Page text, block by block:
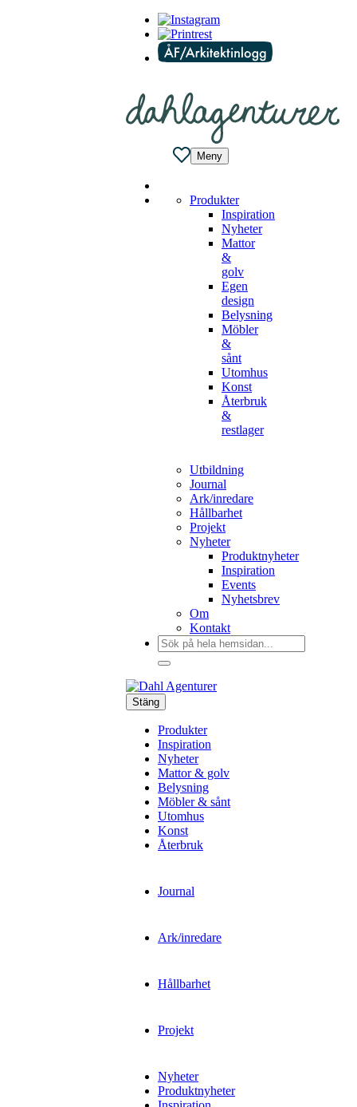
Meny
Produkter
Inspiration
Nyheter
Mattor
&
golv
Egen
design
Belysning
Möbler
&
sånt
Utomhus
Konst
Återbruk
&
restlager
Utbildning
Journal
Ark/inredare
Hållbarhet
Projekt
Nyheter
Produktnyheter
Inspiration
Events
Nyhetsbrev
Om
Kontakt
Sök
efter:
Stäng
Produkter
Inspiration
Nyheter
Mattor & golv
Belysning
Möbler & sånt
Utomhus
Konst
Återbruk
Journal
Ark/inredare
Hållbarhet
Projekt
Nyheter
Produktnyheter